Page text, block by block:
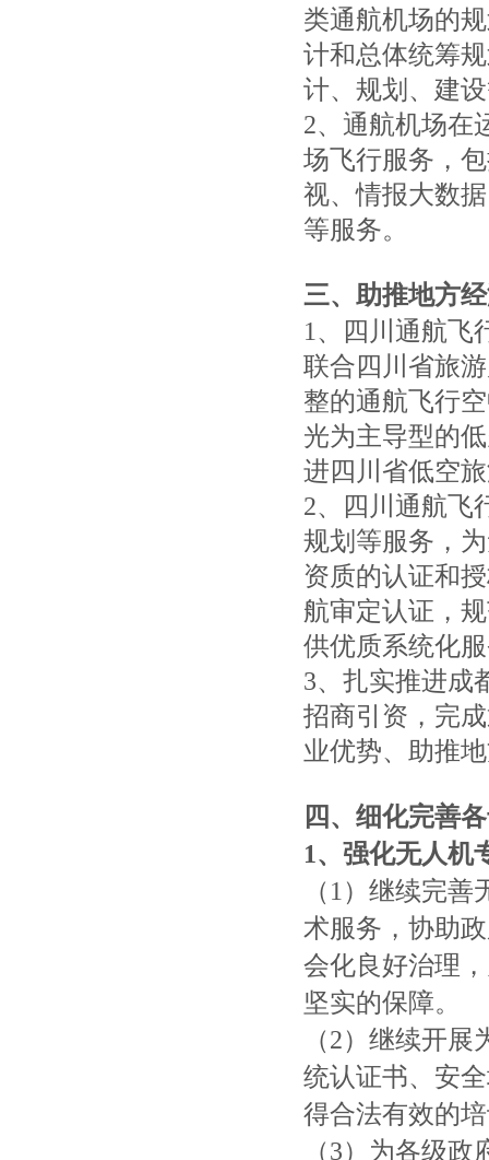
类通航机场的
计和总体统筹
计、规划、建
2、通航机场在
场飞行服务，
视、情报大数
等服务。
三、助推地方
1、四川通航飞
联合四川省旅
整的通航飞行
光为主导型的
进四川省低空
2、四川通航飞
规划等服务，
资质的认证和
航审定认证，
供优质系统化
3、扎实推进成
招商引资，完
业优势、助推
四、 细化完善
1、 强化无人机
（1）继续完
术服务，协助
会化良好治理
坚实的保障。
（2）继续开
统认证书、安
得合法有效的
（3）为各级